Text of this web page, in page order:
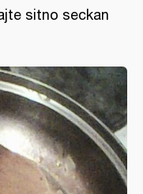
sitno seckan